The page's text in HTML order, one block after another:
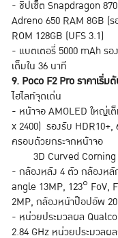
- ชิปเซ็ต Snapdragon
Adreno 650 RAM 8GB (
ROM 128GB (UFS 3.1)
- แบตเตอรี่ 5000 mAh รอ
เต็มใน 36 นาที
9. Poco F2 Pro ราคาเริ่ม
ไฮไลท์จุดเด่น
- หน้าจอ AMOLED ใหญ่เ
x 2400) รองรับ
ครอบด้วยกระจกหน้าจอ
3D Curved Corning
- กล้องหลัง 4 ตัว กล้องห
angle 13MP, 123°
2MP, กล้องหน้าป๊อปอัพ
- หน่วยประมวลผล
2.84 GHz หน่วยประมวล